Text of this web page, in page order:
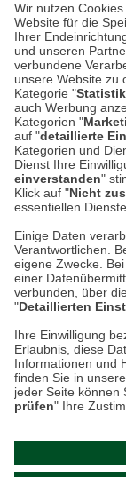
Wir nutzen
Website für die
Ihrer
und unseren
verbundene
unsere Website zu
Kategorie "Statistik
auch Werbung
Kategorien "
auf "detaillierte
Kategorien und
Dienst Ihre
einverstanden"
Klick auf "Nicht
essentiellen
Einige Daten
Verantwortlichen.
eigene Zwecke.
einer
verbunden, über
"Detaillierten
Ihre Einwilligung
Erlaubnis, diese
Informationen und
finden Sie in
jeder Seite können
prüfen" Ihre
Wer in
früher oder
duftenden
Weiterlesen